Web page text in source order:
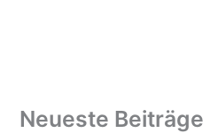
Neueste Beiträge